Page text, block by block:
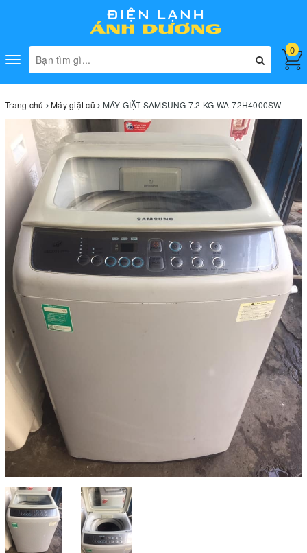
Toggle
navigation
0
Trang chủ Máy giặt cũ MÁY GIẶT SAMSUNG 7.2 KG WA-72H4000SW